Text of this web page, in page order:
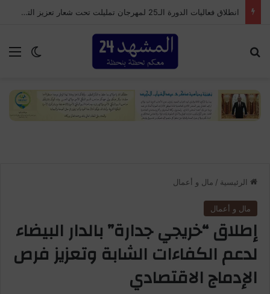
انطلاق فعاليات الدورة الـ25 لمهرجان تمليلت تحت شعار تعزيز التماسك الاجتماعي والتنوع الثقافي
الوضع
الرئيسية / مال و أعمال
مال و أعمال
إطلاق “خريجي جدارة” بالدار البيضاء
لدعم الكفاءات الشابة وتعزيز فرص
الإدماج الاقتصادي